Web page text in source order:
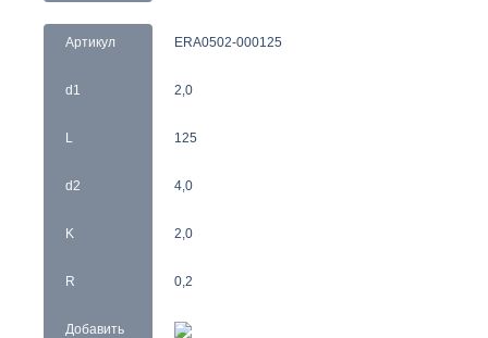
Артикул
d1
L
d2
K
R
Добавить
ERA0502-000125
2,0
125
4,0
2,0
0,2